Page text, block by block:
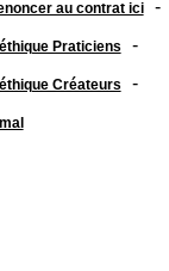
au contrat ici -
Praticiens -
Créateurs -